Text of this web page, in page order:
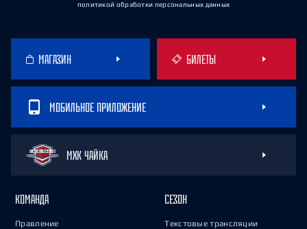
политикой обработки персональных данных
МАГАЗИН БИЛЕТЫ
МОБИЛЬНОЕ ПРИЛОЖЕНИЕ
МХК ЧАЙКА
КОМАНДА
Правление
СЕЗОН
Текстовые трансляции